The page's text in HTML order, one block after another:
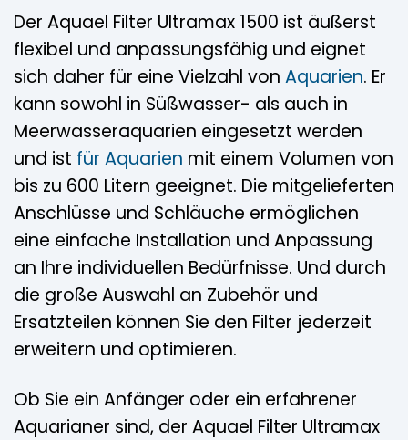
Der Aquael Filter Ultramax 1500 ist äußerst
flexibel und anpassungsfähig und eignet
sich daher für eine Vielzahl von Aquarien. Er
kann sowohl in Süßwasser- als auch in
Meerwasseraquarien eingesetzt werden
und ist für Aquarien mit einem Volumen von
bis zu 600 Litern geeignet. Die mitgelieferten
Anschlüsse und Schläuche ermöglichen
eine einfache Installation und Anpassung
an Ihre individuellen Bedürfnisse. Und durch
die große Auswahl an Zubehör und
Ersatzteilen können Sie den Filter jederzeit
erweitern und optimieren.
Ob Sie ein Anfänger oder ein erfahrener
Aquarianer sind, der Aquael Filter Ultramax